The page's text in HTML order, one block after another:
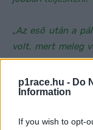
p1race.hu - Do
Information
If you wish to opt-
„Az eső után a
volt, mert meleg
nedvesek
hogy minden jól
FORRÁS